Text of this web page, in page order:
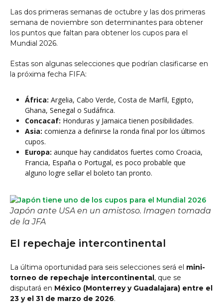
Las dos primeras semanas de octubre y las dos primeras
semana de noviembre son determinantes para obtener
los puntos que faltan para obtener los cupos para el
Mundial 2026.
Estas son algunas selecciones que podrían clasificarse en
la próxima fecha FIFA:
África: Argelia, Cabo Verde, Costa de Marfil, Egipto,
Ghana, Senegal o Sudáfrica.
Concacaf: Honduras y Jamaica tienen posibilidades.
Asia: comienza a definirse la ronda final por los últimos
cupos.
Europa: aunque hay candidatos fuertes como Croacia,
Francia, España o Portugal, es poco probable que
alguno logre sellar el boleto tan pronto.
Japón ante USA en un amistoso. Imagen tomada
de la JFA
El repechaje intercontinental
La última oportunidad para seis selecciones será el mini-
torneo de repechaje intercontinental, que se
disputará en México (Monterrey y Guadalajara) entre el
23 y el 31 de marzo de 2026.